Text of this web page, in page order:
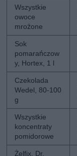
Wszystkie
owoce
mrożone
Sok
pomarańczow
y, Hortex, 1 l
Czekolada
Wedel, 80-100
g
Wszystkie
koncentraty
pomidorowe
Żelfix, Dr.